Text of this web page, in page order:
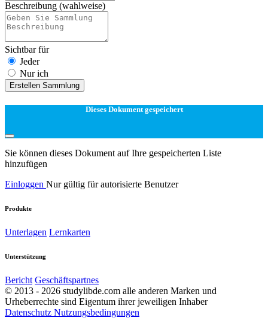
Beschreibung (wahlweise)
Sichtbar für
Jeder
Nur ich
Erstellen Sammlung
Dieses Dokument gespeichert
Sie können dieses Dokument auf Ihre gespeicherten Liste
hinzufügen
Einloggen Nur gültig für autorisierte Benutzer
Produkte
Unterlagen Lernkarten
Unterstützung
Bericht Geschäftspartnes
© 2013 - 2026 studylibde.com alle anderen Marken und
Urheberrechte sind Eigentum ihrer jeweiligen Inhaber
Datenschutz Nutzungsbedingungen